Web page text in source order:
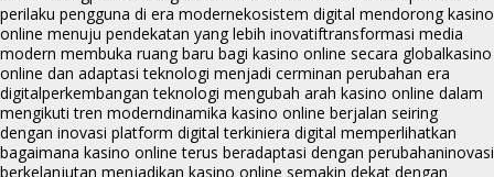
perilaku pengguna di era modernekosistem digital mendorong kasino
online menuju pendekatan yang lebih inovatiftransformasi media
modern membuka ruang baru bagi kasino online secara globalkasino
online dan adaptasi teknologi menjadi cerminan perubahan era
digitalperkembangan teknologi mengubah arah kasino online dalam
mengikuti tren moderndinamika kasino online berjalan seiring
dengan inovasi platform digital terkiniera digital memperlihatkan
bagaimana kasino online terus beradaptasi dengan perubahaninovasi
berkelanjutan menjadikan kasino online semakin dekat dengan